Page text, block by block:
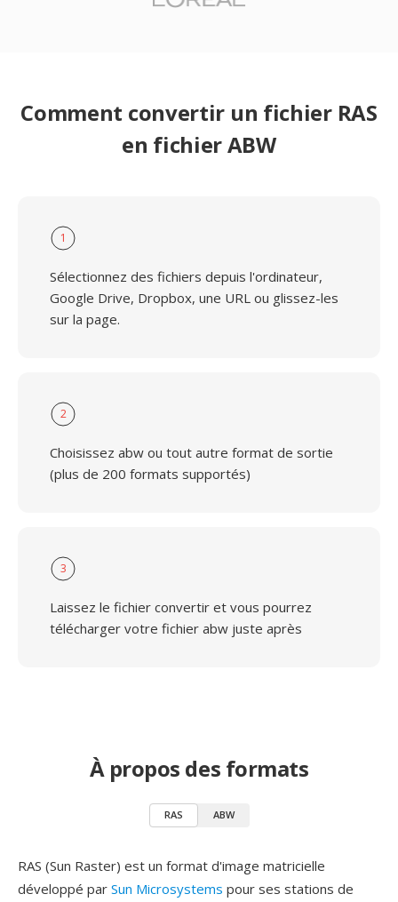
Comment convertir un fichier RAS
en fichier ABW
1
Sélectionnez des fichiers depuis l'ordinateur,
Google Drive, Dropbox, une URL ou glissez-les
sur la page.
2
Choisissez abw ou tout autre format de sortie
(plus de 200 formats supportés)
3
Laissez le fichier convertir et vous pourrez
télécharger votre fichier abw juste après
À propos des formats
RAS ABW
RAS (Sun Raster) est un format d'image matricielle
développé par Sun Microsystems pour ses stations de